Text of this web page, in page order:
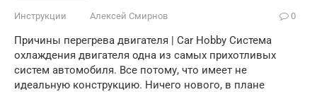
Инструкции Алексей Смирнов 0
Причины перегрева двигателя | Car Hobby Система
охлаждения двигателя одна из самых прихотливых
систем автомобиля. Все потому, что имеет не
идеальную конструкцию. Ничего нового, в плане